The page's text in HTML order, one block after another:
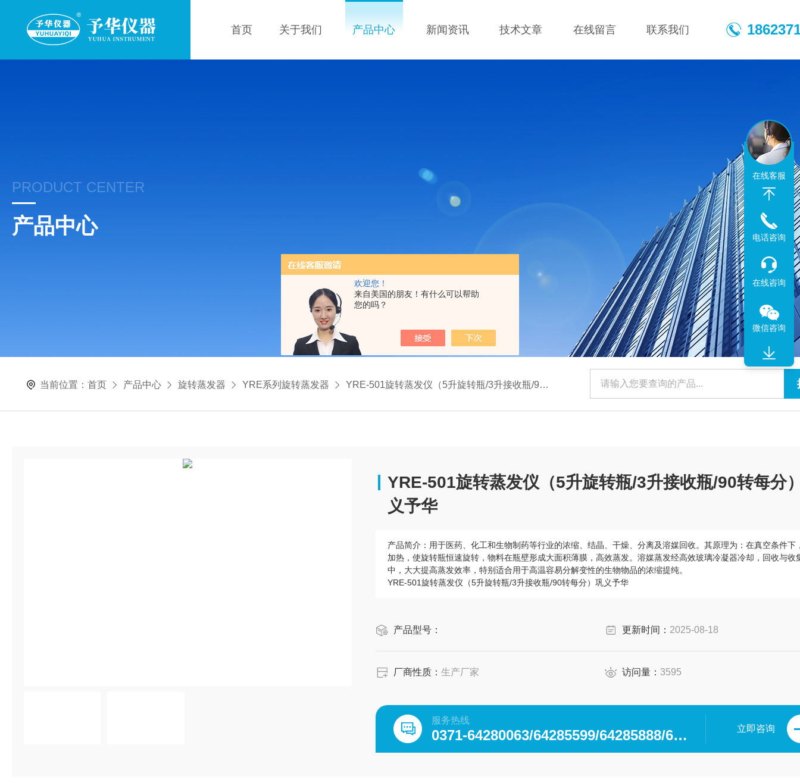
欢迎您！
来自美国的朋友！有什么可以帮助
您的吗？
首页 关于我们 产品中心 新闻资讯 技术文章 在线留言 联系我们
PRODUCT CENTER
产品中心
当前位置：首页 产品中心 旋转蒸发器 YRE系列旋转蒸发器 YRE-501旋转蒸发仪（5升旋转瓶/3升接收瓶/90转每分）巩义予华
YRE-501旋转蒸发仪（5升旋转瓶/3升接收瓶/90转每分
义予华
产品简介： 用于医药、化工和生物制药等行业的浓缩、结晶、干燥、分离及溶媒回收。其原理为：在真空条件下
加热，使旋转瓶恒速旋转，物料在瓶壁形成大面积薄膜，高效蒸发。溶媒蒸发经高效玻璃冷凝器冷却，回收与收
中，大大提高蒸发效率，特别适合用于高温容易分解变性的生物物品的浓缩提纯。
YRE-501旋转蒸发仪（5升旋转瓶/3升接收瓶/90转每分）巩义予华
产品型号： 更新时间： 2025-08-18
厂商性质： 生产厂家 访问量：3595
服务热线
0371-64280063/64285599/64285888/64285599/64285318/64285369/64285222 立即咨询
在线客服
电话咨询
在线咨询
微信咨询